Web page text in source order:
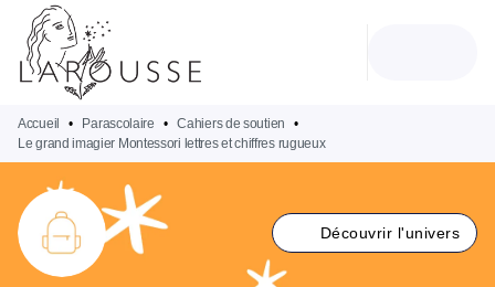
MENU
PIED DE PAGE
Accueil • Parascolaire • Cahiers de soutien
•
Le grand imagier Montessori lettres et chiffres rugueux
Découvrir l'univers